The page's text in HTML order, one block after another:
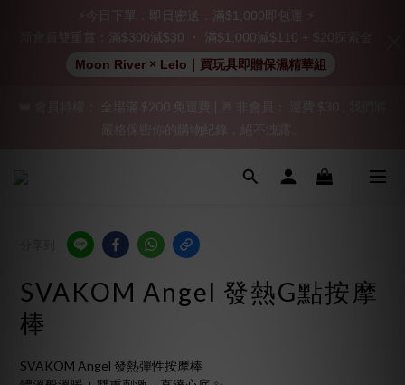
「保密出貨」（無店鋪資訊、一般紙箱）、隱私保護、加密付款、
立即註冊成為會員！
加入會員即享$20購物金  訂單商品好評再享$15購物金
👑 會員特權： 全場滿 $200 免運費 | 🚪 非會員： 運費 $30 | 我們將
嚴格保密你的購物紀錄，絕不洩露。
「保密出貨」（無店鋪資訊、一般紙箱）、隱私保護、加密付款、
SVAKOM Angel 發熱G點按摩
棒
SVAKOM Angel 發熱彈性按摩棒
⚡今日下單．即日密送．滿$1,000即包運 ⚡
新會員雙重賞：滿$300減$30 ・ 滿$1,000減$110 + $20探索金
Moon River × Lelo｜買玩具即贈保濕精華組